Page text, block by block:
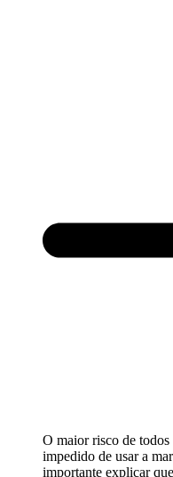
O maior risco de todos
impedido de usar a
importante explicar